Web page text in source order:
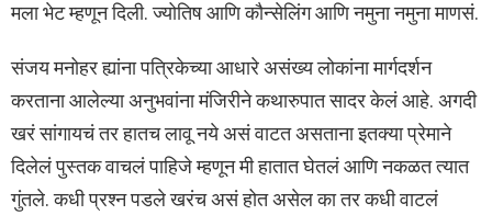
मला भेट म्हणून दिली. ज्योतिष आणि कौन्सेलिंग आणि नमुना नमुना माणसं.
संजय मनोहर ह्यांना पत्रिकेच्या आधारे असंख्य लोकांना मार्गदर्शन
करताना आलेल्या अनुभवांना मंजिरीने कथारुपात सादर केलं आहे. अगदी
खरं सांगायचं तर हातच लावू नये असं वाटत असताना इतक्या प्रेमाने
दिलेलं पुस्तक वाचलं पाहिजे म्हणून मी हातात घेतलं आणि नकळत त्यात
गुंतले. कधी प्रश्न पडले खरंच असं होत असेल का तर कधी वाटलं